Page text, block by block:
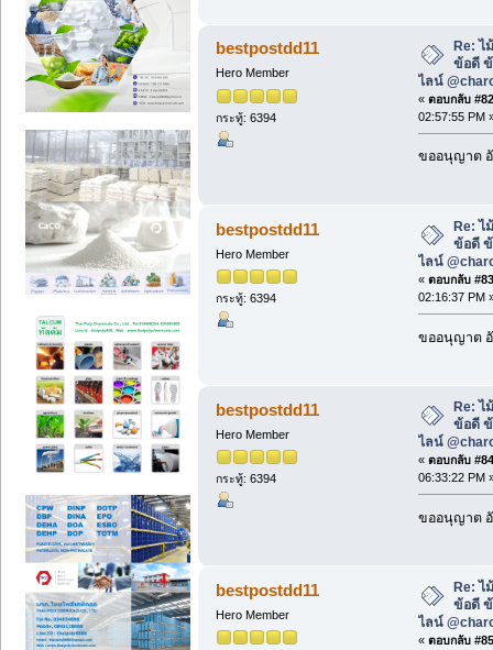
bestpostdd11
Hero Member
กระทู้: 6394
Re: ไ
ข้อดี
ไลน์
« ตอบกลับ
02:57:55 PM
ขออนุญาต
bestpostdd11
Hero Member
กระทู้: 6394
Re: ไ
ข้อดี
ไลน์
« ตอบกลับ
02:16:37 PM
ขออนุญาต
bestpostdd11
Hero Member
กระทู้: 6394
Re: ไ
ข้อดี
ไลน์
« ตอบกลับ
06:33:22 PM
ขออนุญาต
bestpostdd11
Hero Member
Re: ไ
ข้อดี
ไลน์
« ตอบกลับ